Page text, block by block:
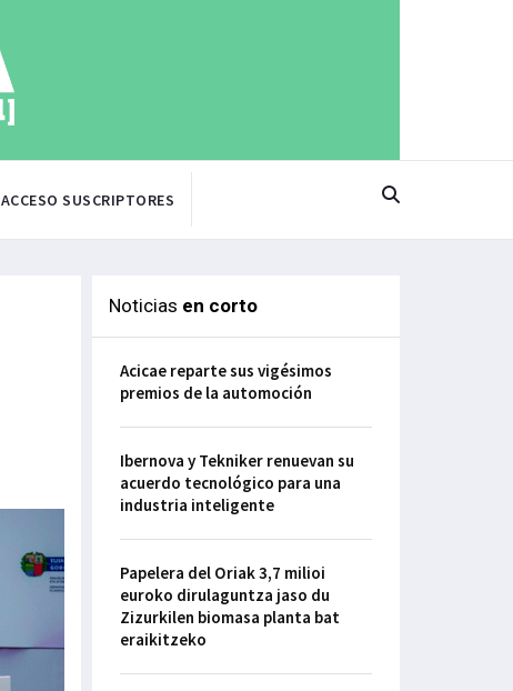
ACCESO SUSCRIPTORES
Noticias en corto
Acicae reparte sus vigésimos
premios de la automoción
Ibernova y Tekniker renuevan su
acuerdo tecnológico para una
industria inteligente
Papelera del Oriak 3,7 milioi
euroko dirulaguntza jaso du
Zizurkilen biomasa planta bat
eraikitzeko